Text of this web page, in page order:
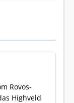
Rovos-
Highveld